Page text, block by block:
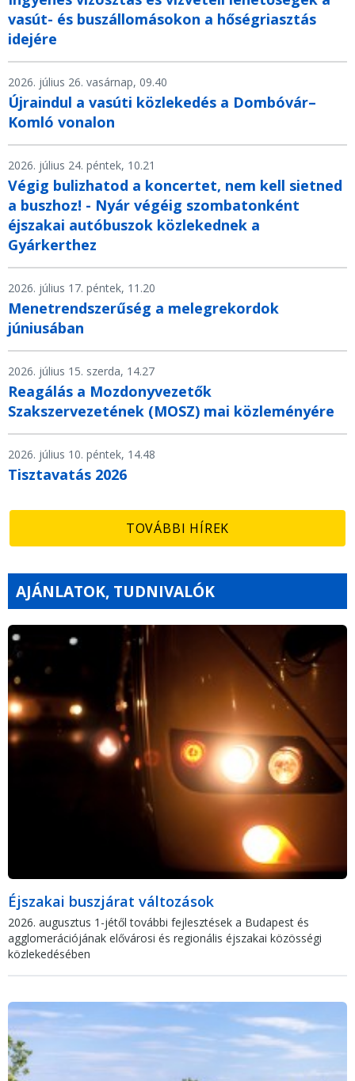
vasút- és buszállomásokon a hőségriasztás
idejére
2026. július 26. vasárnap, 09.40
Újraindul a vasúti közlekedés a Dombóvár–
Komló vonalon
2026. július 24. péntek, 10.21
Végig bulizhatod a koncertet, nem kell sietned
a buszhoz! - Nyár végéig szombatonként
éjszakai autóbuszok közlekednek a
Gyárkerthez
2026. július 17. péntek, 11.20
Menetrendszerűség a melegrekordok
júniusában
2026. július 15. szerda, 14.27
Reagálás a Mozdonyvezetők
Szakszervezetének (MOSZ) mai közleményére
2026. július 10. péntek, 14.48
Tisztavatás 2026
TOVÁBBI HÍREK
AJÁNLATOK, TUDNIVALÓK
Éjszakai buszjárat változások
2026. augusztus 1-jétől további fejlesztések a Budapest és
agglomerációjának elővárosi és regionális éjszakai közösségi
közlekedésében